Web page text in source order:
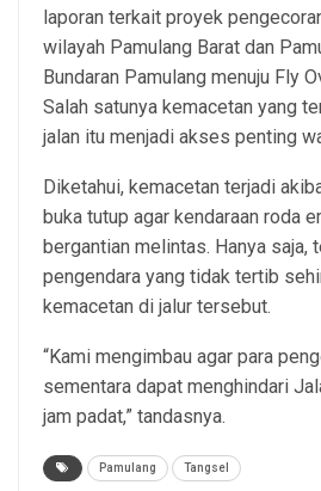
laporan terkait proyek
wilayah Pamulang Barat dan
Bundaran Pamulang menuju Fly
Salah satunya kemacetan yang
jalan itu menjadi akses penting
Diketahui, kemacetan terjadi
buka tutup agar kendaraan roda
bergantian melintas. Hanya saja,
pengendara yang tidak tertib
kemacetan di jalur tersebut.
“Kami mengimbau agar para
sementara dapat menghindari
jam padat,” tandasnya.
Pamulang Tangsel